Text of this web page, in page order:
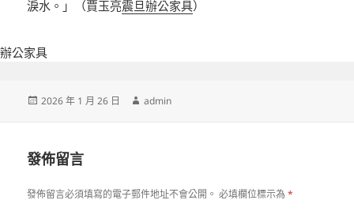
淚水。」（賈玉亮震旦辦公家具）
辦公家具
發
2026 年 1 月 26 日
作
admin
發佈留言
發佈留言必須填寫的電子郵件地址不會公開。 必填欄位標示為*